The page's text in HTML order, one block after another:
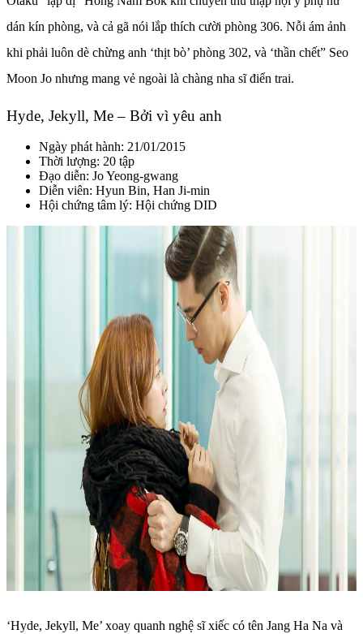
dán kín phòng, và cả gã nói lắp thích cười phòng 306. Nỗi ám ảnh
khi phải luôn dè chừng anh ‘thịt bò’ phòng 302, và ‘thần chết” Seo
Moon Jo nhưng mang vẻ ngoài là chàng nha sĩ điển trai.
Hyde, Jekyll, Me – Bởi vì yêu anh
Ngày phát hành: 21/01/2015
Thời lượng: 20 tập
Đạo diễn: Jo Yeong-gwang
Diễn viên: Hyun Bin, Han Ji-min
Hội chứng tâm lý: Hội chứng DID
‘Hyde, Jekyll, Me’ xoay quanh nghệ sĩ xiếc có tên Jang Ha Na và